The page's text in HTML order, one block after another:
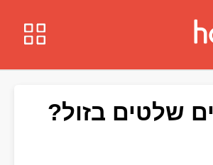
שלטים בזול?